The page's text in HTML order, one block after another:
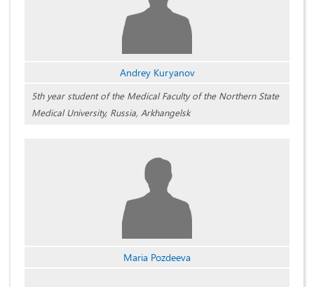
Andrey Kuryanov
5th year student of the Medical Faculty of the Northern State
Medical University, Russia, Arkhangelsk
Мaria Pozdeeva